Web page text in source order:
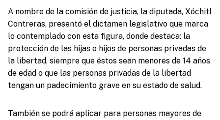
A nombre de la comisión de justicia, la diputada, Xóchitl
Contreras, presentó el dictamen legislativo que marca
lo contemplado con esta figura, donde destaca: la
protección de las hijas o hijos de personas privadas de
la libertad, siempre que éstos sean menores de 14 años
de edad o que las personas privadas de la libertad
tengan un padecimiento grave en su estado de salud.
También se podrá aplicar para personas mayores de